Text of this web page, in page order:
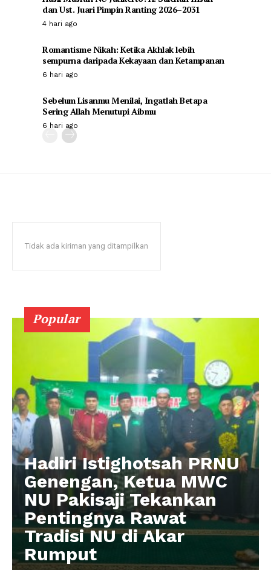
dan Ust. Juari Pimpin Ranting 2026–2031
4 hari ago
Romantisme Nikah: Ketika Akhlak lebih
sempurna daripada Kekayaan dan Ketampanan
6 hari ago
Sebelum Lisanmu Menilai, Ingatlah Betapa
Sering Allah Menutupi Aibmu
6 hari ago
Tidak ada kiriman yang ditampilkan
Popular
Hadiri Istighotsah PRNU
Genengan, Ketua MWC
NU Pakisaji Tekankan
Pentingnya Rawat
Tradisi NU di Akar
Rumput